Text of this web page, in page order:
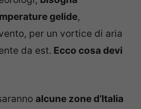
gelide,
per un vortice di aria
da est. Ecco cosa devi
alcune zone d’Italia